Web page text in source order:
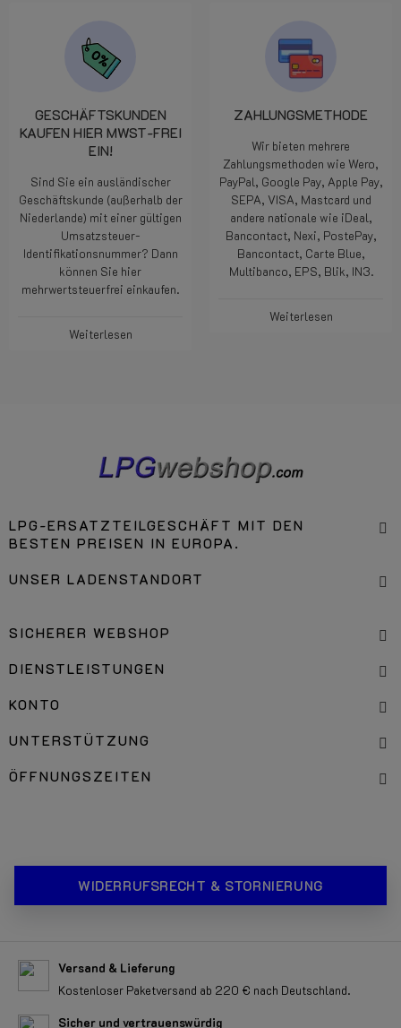
GESCHÄFTSKUNDEN
KAUFEN HIER MWST-FREI
EIN!
Sind Sie ein ausländischer
Geschäftskunde (außerhalb der
Niederlande) mit einer gültigen
Umsatzsteuer-
Identifikationsnummer? Dann
können Sie hier
mehrwertsteuerfrei einkaufen.
Weiterlesen
ZAHLUNGSMETHODE
Wir bieten mehrere
Zahlungsmethoden wie Wero,
PayPal, Google Pay, Apple Pay,
SEPA, VISA, Mastcard und
andere nationale wie iDeal,
Bancontact, Nexi, PostePay,
Bancontact, Carte Blue,
Multibanco, EPS, Blik, IN3.
Weiterlesen
LPG-ERSATZTEILGESCHÄFT MIT DEN
BESTEN PREISEN IN EUROPA.
UNSER LADENSTANDORT
SICHERER WEBSHOP
DIENSTLEISTUNGEN
KONTO
UNTERSTÜTZUNG
ÖFFNUNGSZEITEN
WIDERRUFSRECHT & STORNIERUNG
Versand & Lieferung
Kostenloser Paketversand ab 220 € nach Deutschland.
Sicher und vertrauenswürdig